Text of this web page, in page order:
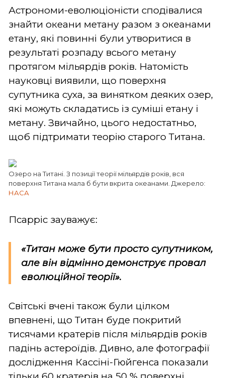
Астрономи-еволюціоністи сподівалися
знайти океани метану разом з океанами
етану, які повинні були утворитися в
результаті розпаду всього метану
протягом мільярдів років. Натомість
науковці виявили, що поверхня
супутника суха, за винятком деяких озер,
які можуть складатись із суміші етану і
метану. Звичайно, цього недостатньо,
щоб підтримати теорію старого Титана.
Озеро на Титані. З позиції теорії мільярдів років, вся
поверхня Титана мала б бути вкрита океанами. Джерело:
НАСА
Псарріс зауважує:
«Титан може бути просто супутником,
але він відмінно демонструє провал
еволюційної теорії».
Світські вчені також були цілком
впевнені, що Титан буде покритий
тисячами кратерів після мільярдів років
падінь астероїдів. Дивно, але фотографії
дослідження Кассіні-Гюйгенса показали